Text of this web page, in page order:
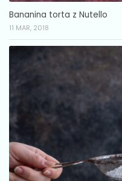
Bananina torta z Nutello
11 MAR, 2018